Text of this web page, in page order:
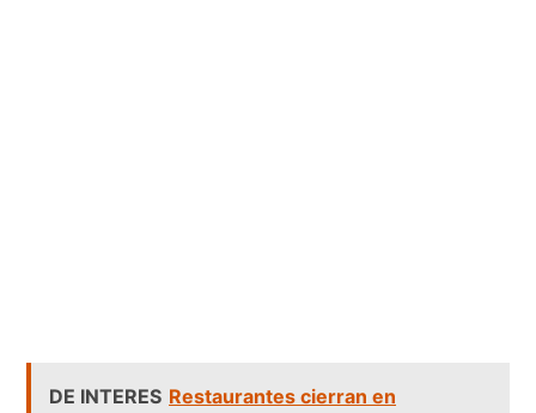
DE INTERES Restaurantes cierran en